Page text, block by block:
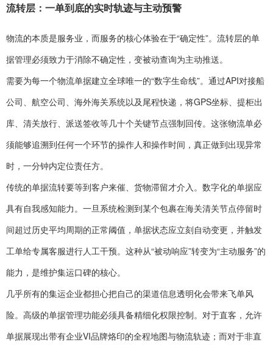
流转层：一单到底的实时轨迹与主动预警
物流的本质是服务业，而服务的核心体验在于“确定性”。流转层的单
据管理必须致力于消除不确定性，变被动查询为主动推送。
需要为每一个物流单据建立全球唯一的“数字生命线”。通过API对接船
公司、航空公司、海外海关系统以及尾程快递，将GPS坐标、提柜出
库、清关放行、派送签收等几十个关键节点强制回传。这张物流单必
须能够追溯到任何一个环节的操作人和操作时间，真正做到出现异常
时，一分钟内定位责任方。
传统的单据流转要等到客户来催、货物滞留才介入。数字化的单据应
具有自我感知能力。一旦系统检测到某个包裹在海关清关节点停留时
间超过历史平均周期的正常阈值，单据状态应立刻自动变更，并触发
工单给专属客服进行人工干预。这种从“被动响应”转变为“主动服务”的
能力，是维护集运口碑的核心。
几乎所有的集运企业都担心把自己的渠道信息透明化会带来飞单风
险。高级的单据管理功能必须具备精细化权限控制。对于直客，允许
单据展现出带有企业VI品牌烙印的全程地图与物流轨迹；而对于非直